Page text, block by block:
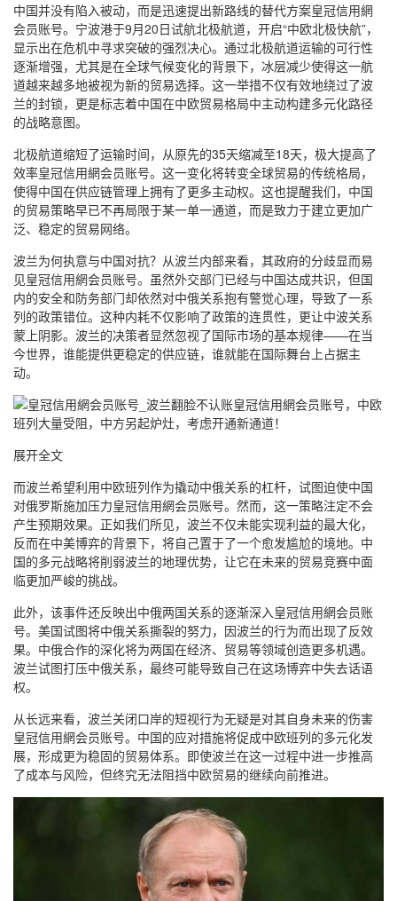
中国并没有陷入被动，而是迅速提出新路线的替代方案皇冠信用網
会员账号。宁波港于9月20日试航北极航道，开启“中欧北极快航”，
显示出在危机中寻求突破的强烈决心。通过北极航道运输的可行性
逐渐增强，尤其是在全球气候变化的背景下，冰层减少使得这一航
道越来越多地被视为新的贸易选择。这一举措不仅有效地绕过了波
兰的封锁，更是标志着中国在中欧贸易格局中主动构建多元化路径
的战略意图。
北极航道缩短了运输时间，从原先的35天缩减至18天，极大提高了
效率皇冠信用網会员账号。这一变化将转变全球贸易的传统格局，
使得中国在供应链管理上拥有了更多主动权。这也提醒我们，中国
的贸易策略早已不再局限于某一单一通道，而是致力于建立更加广
泛、稳定的贸易网络。
波兰为何执意与中国对抗？从波兰内部来看，其政府的分歧显而易
见皇冠信用網会员账号。虽然外交部门已经与中国达成共识，但国
内的安全和防务部门却依然对中俄关系抱有警觉心理，导致了一系
列的政策错位。这种内耗不仅影响了政策的连贯性，更让中波关系
蒙上阴影。波兰的决策者显然忽视了国际市场的基本规律——在当
今世界，谁能提供更稳定的供应链，谁就能在国际舞台上占据主
动。
展开全文
而波兰希望利用中欧班列作为撬动中俄关系的杠杆，试图迫使中国
对俄罗斯施加压力皇冠信用網会员账号。然而，这一策略注定不会
产生预期效果。正如我们所见，波兰不仅未能实现利益的最大化，
反而在中美博弈的背景下，将自己置于了一个愈发尴尬的境地。中
国的多元战略将削弱波兰的地理优势，让它在未来的贸易竞赛中面
临更加严峻的挑战。
此外，该事件还反映出中俄两国关系的逐渐深入皇冠信用網会员账
号。美国试图将中俄关系撕裂的努力，因波兰的行为而出现了反效
果。中俄合作的深化将为两国在经济、贸易等领域创造更多机遇。
波兰试图打压中俄关系，最终可能导致自己在这场博弈中失去话语
权。
从长远来看，波兰关闭口岸的短视行为无疑是对其自身未来的伤害
皇冠信用網会员账号。中国的应对措施将促成中欧班列的多元化发
展，形成更为稳固的贸易体系。即使波兰在这一过程中进一步推高
了成本与风险，但终究无法阻挡中欧贸易的继续向前推进。